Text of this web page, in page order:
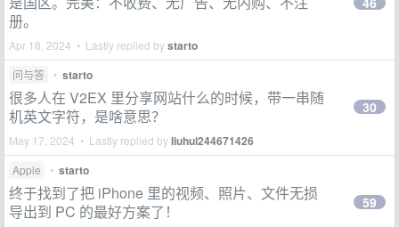
册。
Apr 18, 2024 • Lastly replied bystarto
问与答 • starto
很多人在 V2EX 里分享网站什么的时候，带一串随
机英文字符，是啥意思？
May 17, 2024 • Lastly replied byliuhui244671426
30
Apple • starto
终于找到了把 iPhone 里的视频、照片、文件无损
导出到 PC 的最好方案了！
59